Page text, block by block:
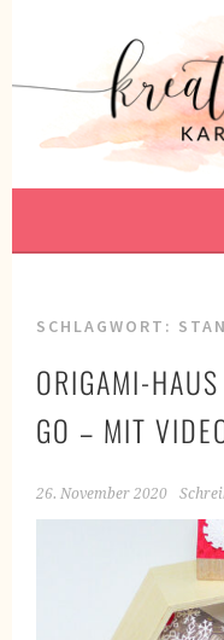
KREATIV SEIN
SCHLAGWORT:
ORIGAMI-
GO – MIT
26. November 2020